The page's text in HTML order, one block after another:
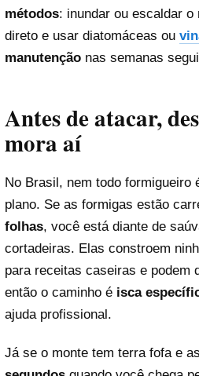
métodos: inundar ou escaldar o
direto e usar diatomáceas ou
manutenção nas semanas
Antes de atacar,
mora aí
No Brasil, nem todo formigueiro
plano. Se as formigas estão
folhas, você está diante de
cortadeiras. Elas constroem
para receitas caseiras e podem
então o caminho é isca
ajuda profissional.
Já se o monte tem terra fofa e